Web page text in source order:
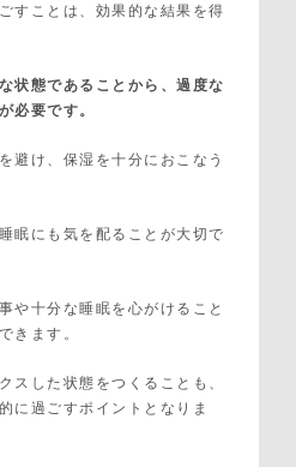
すことは、効果的な結果を得
状態であることから、過度な
必要です。
避け、保湿を十分におこなう
眠にも気を配ることが大切で
や十分な睡眠を心がけること
きます。
スした状態をつくることも、
に過ごすポイントとなりま